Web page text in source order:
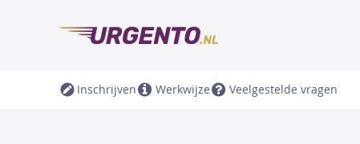
Inschrijven Werkwijze Veelgestelde vragen